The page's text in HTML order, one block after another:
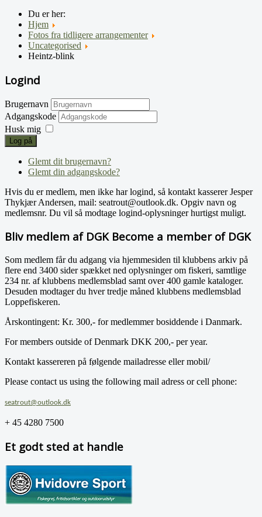
Du er her:
Hjem
Fotos fra tidligere arrangementer
Uncategorised
Heintz-blink
Logind
Brugernavn
Adgangskode
Husk mig
Log på
Glemt dit brugernavn?
Glemt din adgangskode?
Hvis du er medlem, men ikke har logind, så kontakt kasserer Jesper
Thykjær Andersen, mail: seatrout@outlook.dk. Opgiv navn og
medlemsnr. Du vil så modtage logind-oplysninger hurtigst muligt.
Bliv medlem af DGK Become a member of DGK
Som medlem får du adgang via hjemmesiden til klubbens arkiv på
flere end 3400 sider spækket ned oplysninger om fiskeri, samtlige
234 nr. af klubbens medlemsblad samt over 400 gamle kataloger.
Desuden modtager du hver tredje måned klubbens medlemsblad
Loppefiskeren.
Årskontingent: Kr. 300,- for medlemmer bosiddende i Danmark.
For members outside of Denmark DKK 200,- per year.
Kontakt kassereren på følgende mailadresse eller mobil/
Please contact us using the following mail adress or cell phone:
seatrout@outlook.dk
+ 45 4280 7500
Et godt sted at handle